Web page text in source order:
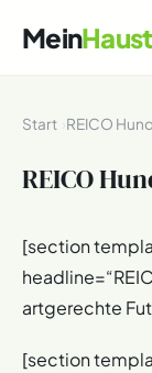
Mein
Start REICO
REICO
[section
artgerechte
[section